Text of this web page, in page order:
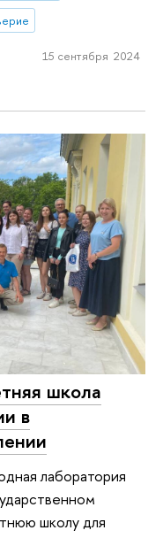
15 сентября 2024
школа
в
лаборатория
школу для